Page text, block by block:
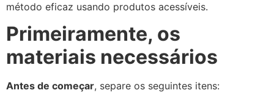
método eficaz usando produtos acessíveis.
Primeiramente, os
materiais necessários
Antes de começar, separe os seguintes itens: